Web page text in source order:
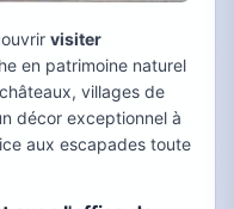
visiter
en patrimoine naturel
villages de
décor exceptionnel à
aux escapades toute